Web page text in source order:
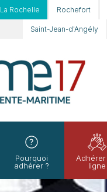
La Rochelle Rochefort
Saint-Jean-d'Angély
Pourquoi
adhérer ?
ligne